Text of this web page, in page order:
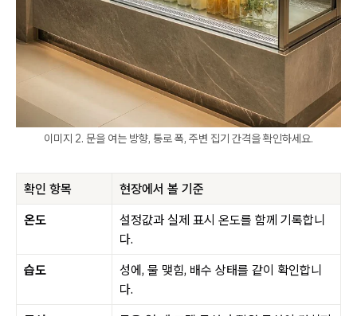
이미지 2. 문을 여는 방향, 통로 폭, 주변 집기 간격을 확인하세요.
확인 항목
현장에서 볼 기준
온도
설정값과 실제 표시 온도를 함께 기록합니
다.
습도
성에, 물 맺힘, 배수 상태를 같이 확인합니
다.